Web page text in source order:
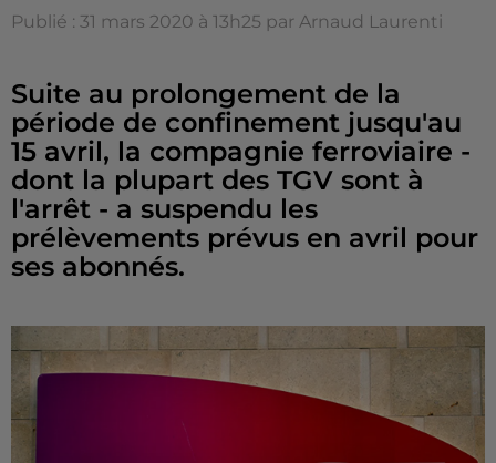
Publié : 31 mars 2020 à 13h25 par Arnaud Laurenti
Suite au prolongement de la
période de confinement jusqu'au
15 avril, la compagnie ferroviaire -
dont la plupart des TGV sont à
l'arrêt - a suspendu les
prélèvements prévus en avril pour
ses abonnés.